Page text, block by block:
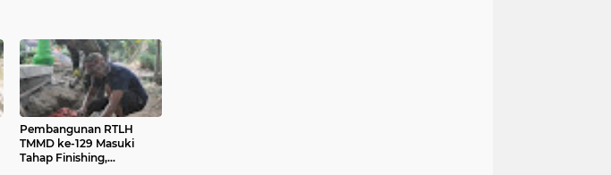
Pembangunan RTLH
TMMD ke-129 Masuki
Tahap Finishing,